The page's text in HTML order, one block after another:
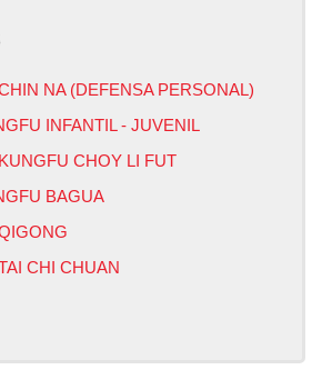
NA (DEFENSA PERSONAL)
INFANTIL - JUVENIL
CHOY LI FUT
BAGUA
CHI CHUAN